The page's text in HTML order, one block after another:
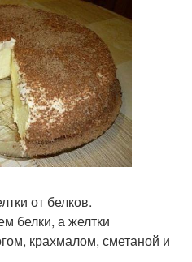
от белков.
белки, а желтки
крахмалом, сметаной и